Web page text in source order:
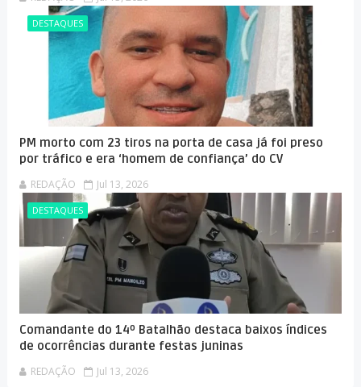
DESTAQUES
PM morto com 23 tiros na porta de casa já foi preso
por tráfico e era ‘homem de confiança’ do CV
REDAÇÃO Jul 13, 2026
DESTAQUES
Comandante do 14º Batalhão destaca baixos índices
de ocorrências durante festas juninas
REDAÇÃO Jul 13, 2026